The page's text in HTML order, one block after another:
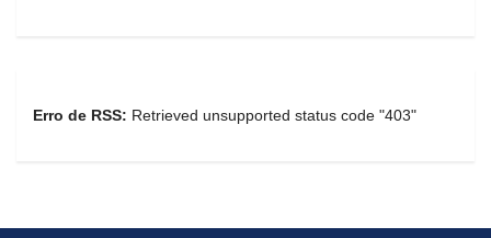
Erro de RSS: Retrieved unsupported status code "403"